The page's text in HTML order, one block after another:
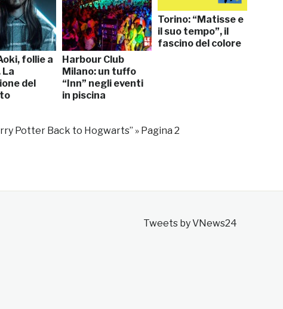
follie a
La
del
Harbour Club
Milano: un tuffo
“Inn” negli eventi
in piscina
Torino: “Matisse e
il suo tempo”, il
fascino del colore
Potter Back to Hogwarts” » Pagina 2
Tweets by VNews24